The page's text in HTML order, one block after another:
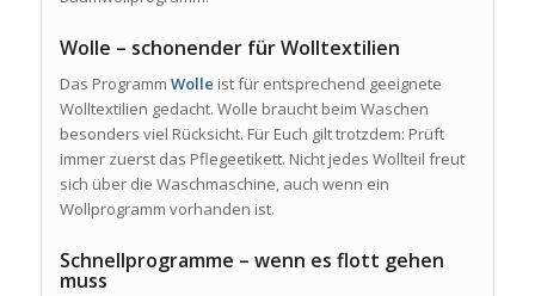
Wolle – schonender für Wolltextilien
Das Programm Wolle ist für entsprechend geeignete
Wolltextilien gedacht. Wolle braucht beim Waschen
besonders viel Rücksicht. Für Euch gilt trotzdem: Prüft
immer zuerst das Pflegeetikett. Nicht jedes Wollteil freut
sich über die Waschmaschine, auch wenn ein
Wollprogramm vorhanden ist.
Schnellprogramme – wenn es flott gehen
muss